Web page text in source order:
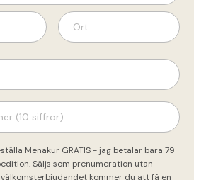
Menakur GRATIS - jag betalar bara 79
Säljs som prenumeration utan
kommer du att få en